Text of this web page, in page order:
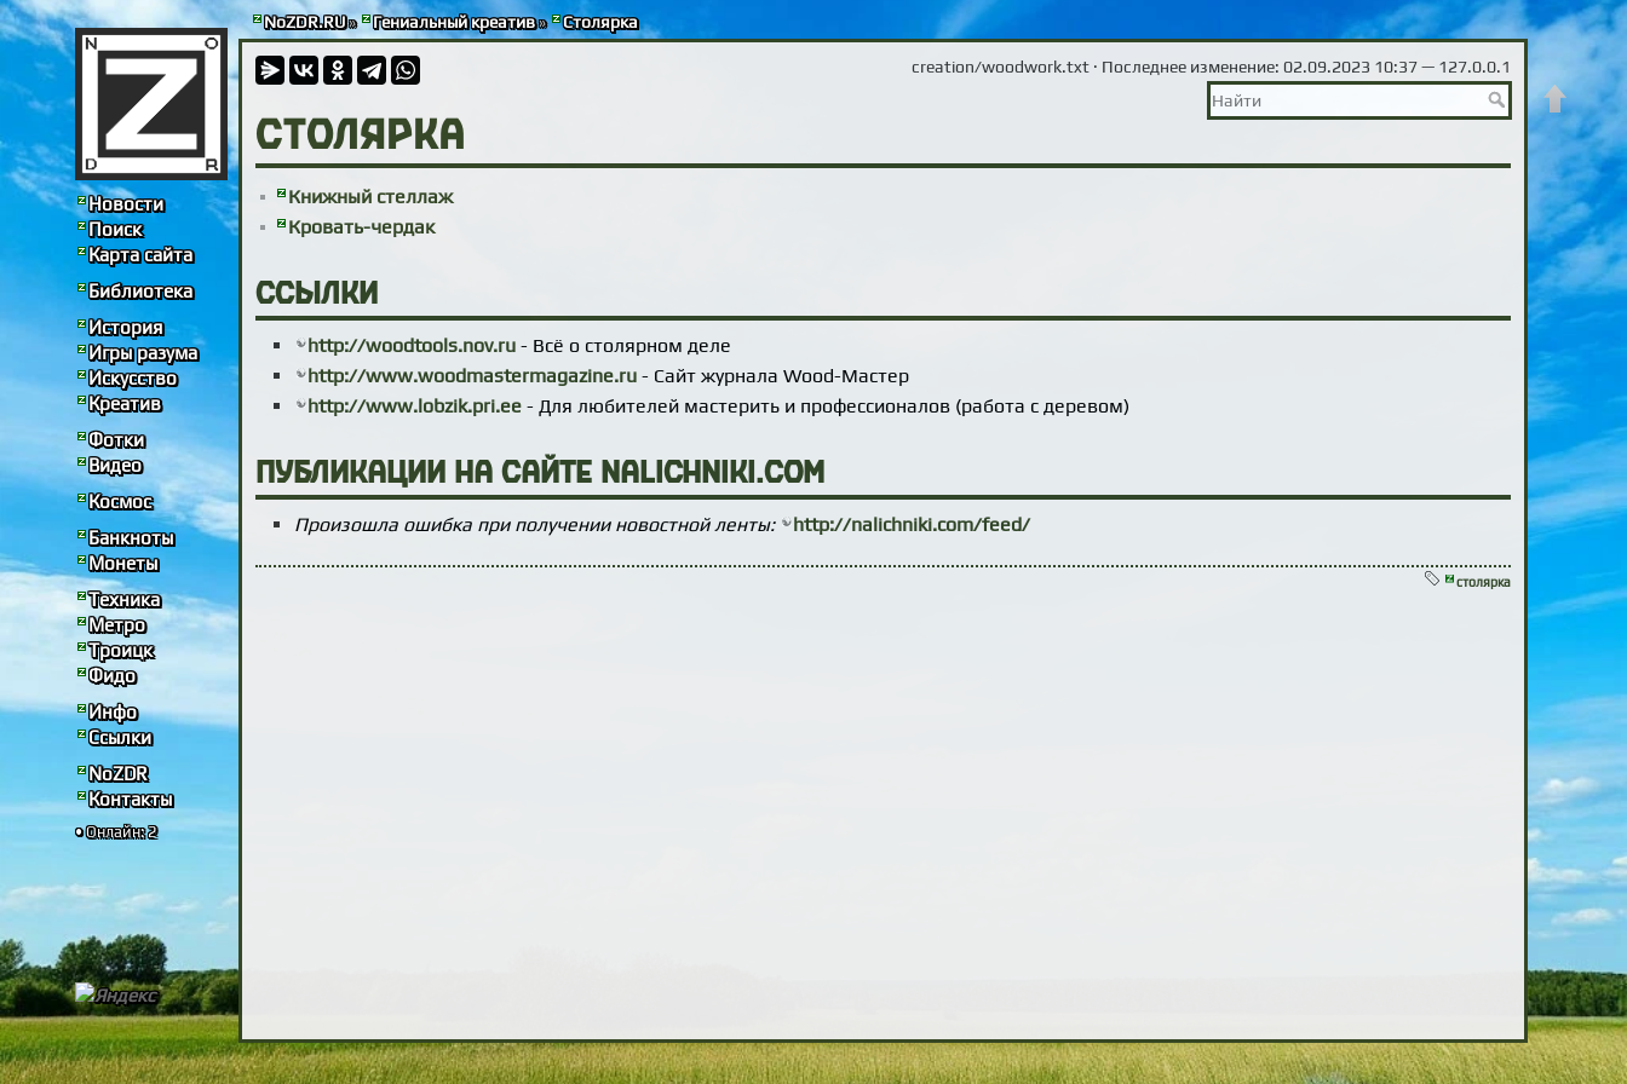
NoZDR.RU» Гениальный креатив» Столярка
Новости
Поиск
Карта сайта
Библиотека
История
Игры разума
Искусство
Креатив
Фотки
Видео
Космос
Банкноты
Монеты
Техника
Метро
Троицк
Фидо
Инфо
Ссылки
NoZDR
Контакты
• Онлайн: 2
creation/woodwork.txt· Последнее изменение: 02.09.2023 10:37 — 127.0.0.1
Столярка
Книжный стеллаж
Кровать-чердак
Ссылки
http://woodtools.nov.ru - Всё о столярном деле
http://www.woodmastermagazine.ru - Сайт журнала Wood-Мастер
http://www.lobzik.pri.ee - Для любителей мастерить и профессионалов (работа с деревом)
Публикации на сайте nalichniki.com
Произошла ошибка при получении новостной ленты: http://nalichniki.com/feed/
столярка
Наверх